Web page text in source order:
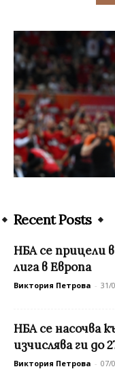
Recent Posts
НБА се прицели
лига в Европа
Виктория Петрова - 31/
НБА се насочва
изчислява ги до
Виктория Петрова - 07/